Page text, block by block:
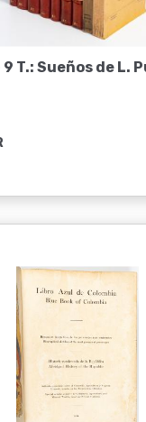
9 T.: Sueños de L.